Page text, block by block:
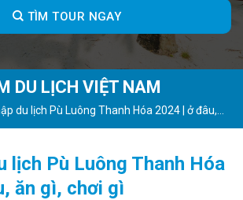
TÌM TOUR NGAY
DU LỊCH VIỆT NAM
du lịch Pù Luông Thanh Hóa 2024 | ở đâu,
lịch Pù Luông Thanh Hóa
ăn gì, chơi gì